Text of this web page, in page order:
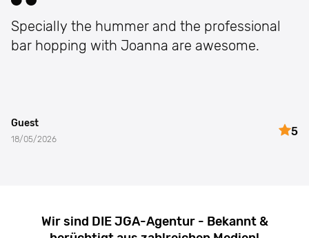
perfekt
Google translated
Guest
14/05/2026
5
Wir sind DIE JGA-Agentur - Bekannt &